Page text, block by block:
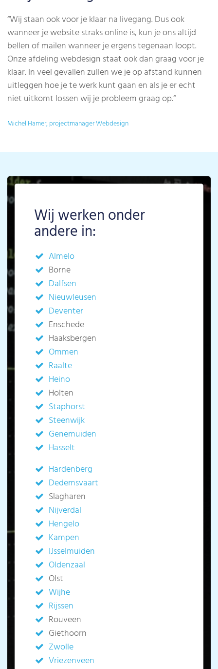
“Wij staan ook voor je klaar na livegang. Dus ook
wanneer je website straks online is, kun je ons altijd
bellen of mailen wanneer je ergens tegenaan loopt.
Onze afdeling webdesign staat ook dan graag voor je
klaar. In veel gevallen zullen we je op afstand kunnen
uitleggen hoe je te werk kunt gaan en als je er echt
niet uitkomt lossen wij je probleem graag op.“
Michel Hamer, projectmanager Webdesign
Wij werken onder
andere in:
Almelo
Borne
Dalfsen
Nieuwleusen
Deventer
Enschede
Haaksbergen
Ommen
Raalte
Heino
Holten
Staphorst
Steenwijk
Genemuiden
Hasselt
Hardenberg
Dedemsvaart
Slagharen
Nijverdal
Hengelo
Kampen
IJsselmuiden
Oldenzaal
Olst
Wijhe
Rijssen
Rouveen
Giethoorn
Zwolle
Vriezenveen